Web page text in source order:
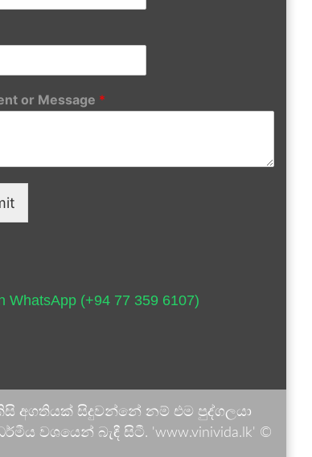
or Message *
WhatsApp (+94 77 359 6107)
අගතියක් සිදුවන්නේ නම් එම පුද්ගලයා
වශයෙන් බැඳී සිටී. 'www.vinivida.lk' ©